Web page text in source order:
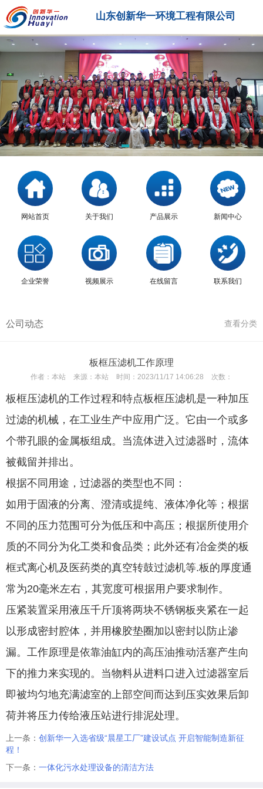
山东创新华一环境工程有限公司
网站首页 关于我们 产品展示 新闻中心
企业荣誉 视频展示 在线留言 联系我们
公司动态 查看分类
板框压滤机工作原理
作者： 本站 来源： 本站 时间： 2023/11/17 14:06:28 次数：
板框压滤机的工作过程和特点板框压滤机是一种加压
过滤的机械，在工业生产中应用广泛。它由一个或多
个带孔眼的金属板组成。当流体进入过滤器时，流体
被截留并排出。
根据不同用途，过滤器的类型也不同：
如用于固液的分离、澄清或提纯、液体净化等；根据
不同的压力范围可分为低压和中高压；根据所使用介
质的不同分为化工类和食品类；此外还有冶金类的板
框式离心机及医药类的真空转鼓过滤机等.板的厚度通
常为20毫米左右，其宽度可根据用户要求制作。
压紧装置采用液压千斤顶将两块不锈钢板夹紧在一起
以形成密封腔体，并用橡胶垫圈加以密封以防止渗
漏。工作原理是依靠油缸内的高压油推动活塞产生向
下的推力来实现的。当物料从进料口进入过滤器室后
即被均匀地充满滤室的上部空间而达到压实效果后卸
荷并将压力传给液压站进行排泥处理。
上一条： 创新华一入选省级“晨星工厂”建设试点 开启智能制造新征
程！
下一条： 一体化污水处理设备的清洁方法